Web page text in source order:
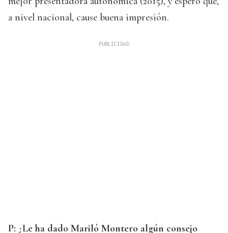
a nivel nacional, cause buena impresión.
P: ¿Le ha dado Mariló Montero algún consejo